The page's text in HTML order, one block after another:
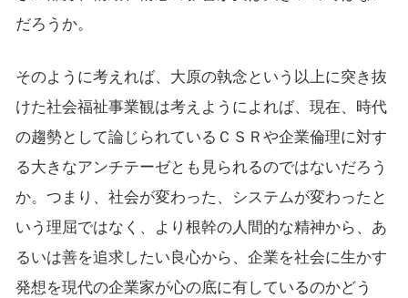
だろうか。
そのように考えれば、大原の執念という以上に突き抜
けた社会福祉事業観は考えようによれば、現在、時代
の趨勢として論じられているＣＳＲや企業倫理に対す
る大きなアンチテーゼとも見られるのではないだろう
か。つまり、社会が変わった、システムが変わったと
いう理屈ではなく、より根幹の人間的な精神から、あ
るいは善を追求したい良心から、企業を社会に生かす
発想を現代の企業家が心の底に有しているのかどう